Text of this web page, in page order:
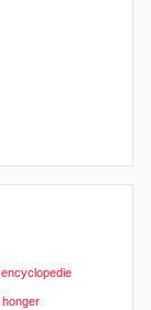
encyclopedie
honger